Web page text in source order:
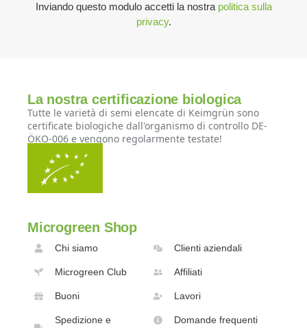
Inviando questo modulo accetti la nostra politica sulla
privacy.
La nostra certificazione biologica
Tutte le varietà di semi elencate di Keimgrün sono
certificate biologiche dall'organismo di controllo DE-
ÖKO-006 e vengono regolarmente testate!
Microgreen Shop
Chi siamo
Microgreen Club
Buoni
Spedizione e
Clienti aziendali
Affiliati
Lavori
Domande frequenti